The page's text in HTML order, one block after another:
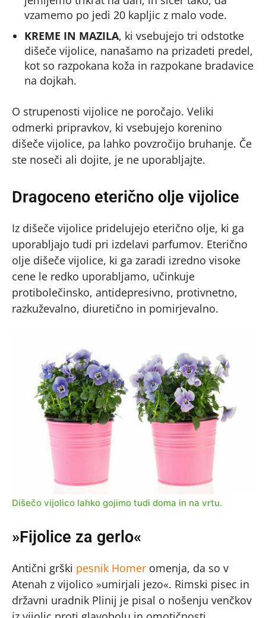
vzamemo po jedi 20 kapljic z malo vode.
KREME IN MAZILA, ki vsebujejo tri odstotke
dišeče vijolice, nanašamo na prizadeti predel,
kot so razpokana koža in razpokane bradavice
na dojkah.
O strupenosti vijolice ne poročajo. Veliki
odmerki pripravkov, ki vsebujejo korenino
dišeče vijolice, pa lahko povzročijo bruhanje. Če
ste noseči ali dojite, je ne uporabljajte.
Dragoceno eterično olje vijolice
Iz dišeče vijolice pridelujejo eterično olje, ki ga
uporabljajo tudi pri izdelavi parfumov. Eterično
olje dišeče vijolice, ki ga zaradi izredno visoke
cene le redko uporabljamo, učinkuje
protibolečinsko, antidepresivno, protivnetno,
razkuževalno, diuretično in pomirjevalno.
Dišečo vijolico lahko gojimo tudi doma in na vrtu.
»Fijolice za gerlo«
Antični grški pesnik Homer omenja, da so v
Atenah z vijolico »umirjali jezo«. Rimski pisec in
državni uradnik Plinij je pisal o nošenju venčkov